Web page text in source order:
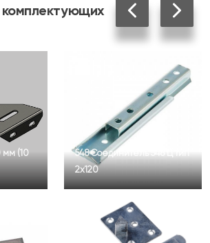
мм (10
548 Соединитель 548 Ц тип
2х120